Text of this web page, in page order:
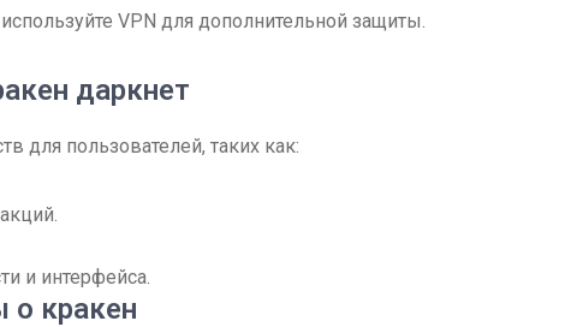
VPN для дополнительной защиты.
даркнет
для пользователей, таких как:
и интерфейса.
о кракен